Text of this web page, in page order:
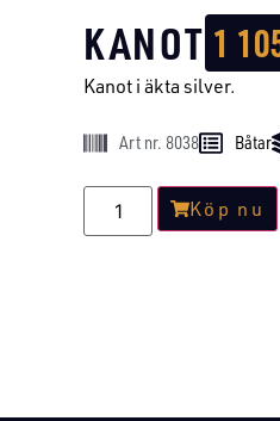
KANOT 1
Kanot i äkta silver.
Art nr. 8038 Båtar
Köp nu